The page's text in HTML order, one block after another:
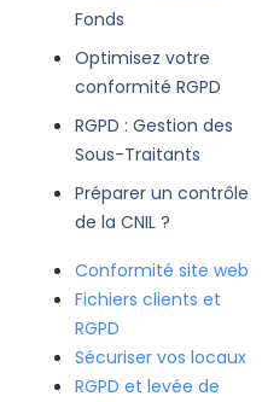
Fonds
Optimisez votre
conformité RGPD
RGPD : Gestion des
Sous-Traitants
Préparer un contrôle
de la CNIL ?
Conformité site web
Fichiers clients et
RGPD
Sécuriser vos locaux
RGPD et levée de